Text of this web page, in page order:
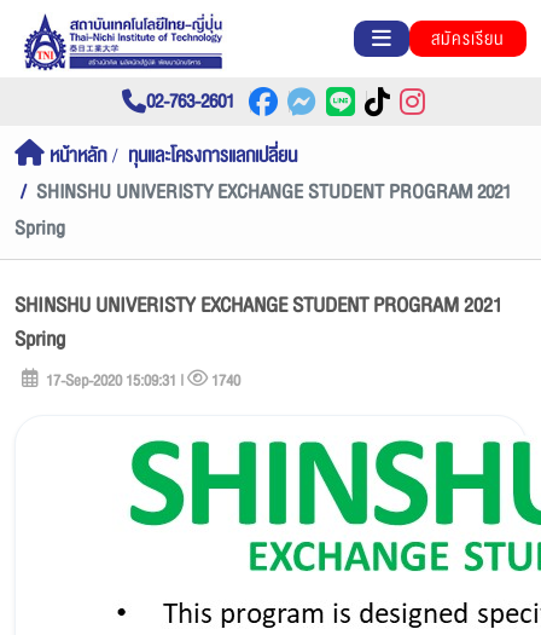
สมัครเรียน
02-763-2601
หน้าหลัก
ทุนและโครงการแลกเปลี่ยน
SHINSHU UNIVERISTY EXCHANGE STUDENT PROGRAM 2021
Spring
SHINSHU UNIVERISTY EXCHANGE STUDENT PROGRAM 2021
Spring
17-Sep-2020 15:09:31 | 1740